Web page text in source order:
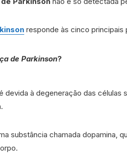
responde às cinco principais
de Parkinson?
devida à degeneração das células
substância chamada dopamina,